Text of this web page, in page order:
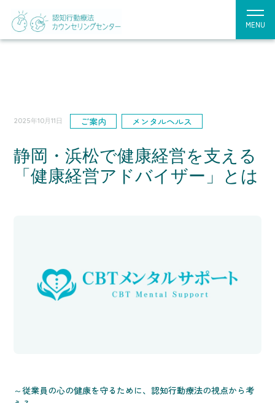
MENU
2025年10月11日 ご案内 メンタルヘルス
静岡・浜松で健康経営を支える
「健康経営アドバイザー」とは
～従業員の心の健康を守るために、認知行動療法の視点から考